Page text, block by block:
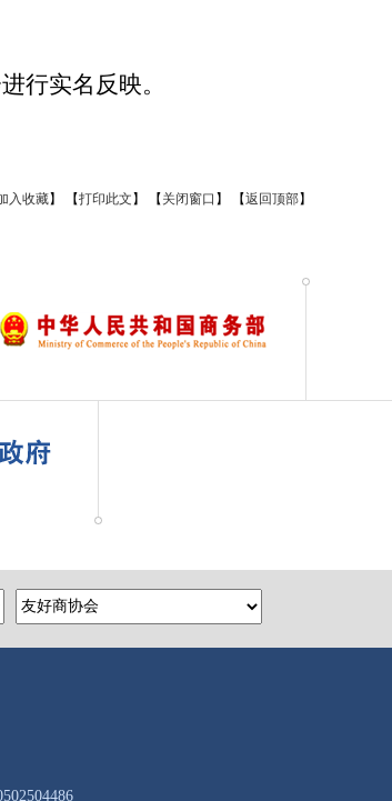
行实名反映。
入收藏】 【打印此文 】 【 关闭窗口 】 【返回顶部】